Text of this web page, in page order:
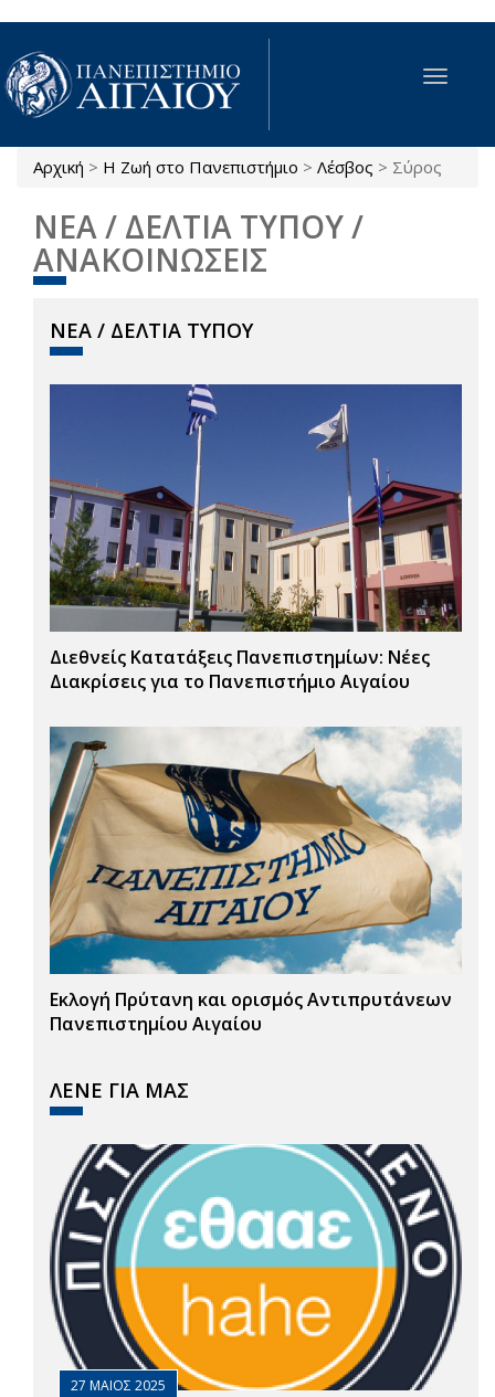
Παράκαμψη προς το κυρίως περιεχόμενο
Toggle
Είστε εδώ
Αρχική > Η Ζωή στο Πανεπιστήμιο > Λέσβος > Σύρος
ΝΕΑ / ΔΕΛΤΙΑ ΤΥΠΟΥ /
ΑΝΑΚΟΙΝΩΣΕΙΣ
ΝΕΑ / ΔΕΛΤΙΑ ΤΥΠΟΥ
Διεθνείς Κατατάξεις Πανεπιστημίων: Νέες
Διακρίσεις για το Πανεπιστήμιο Αιγαίου
Εκλογή Πρύτανη και ορισμός Αντιπρυτάνεων
Πανεπιστημίου Αιγαίου
ΛΕΝΕ ΓΙΑ ΜΑΣ
27 ΜΑΙΟΣ 2025